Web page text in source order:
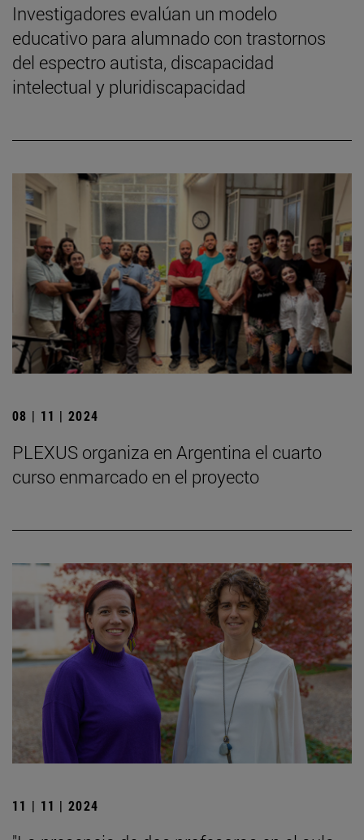
Investigadores evalúan un modelo
educativo para alumnado con trastornos
del espectro autista, discapacidad
intelectual y pluridiscapacidad
08 | 11 | 2024
PLEXUS organiza en Argentina el cuarto
curso enmarcado en el proyecto
11 | 11 | 2024